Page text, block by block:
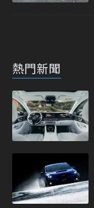
熱門新聞